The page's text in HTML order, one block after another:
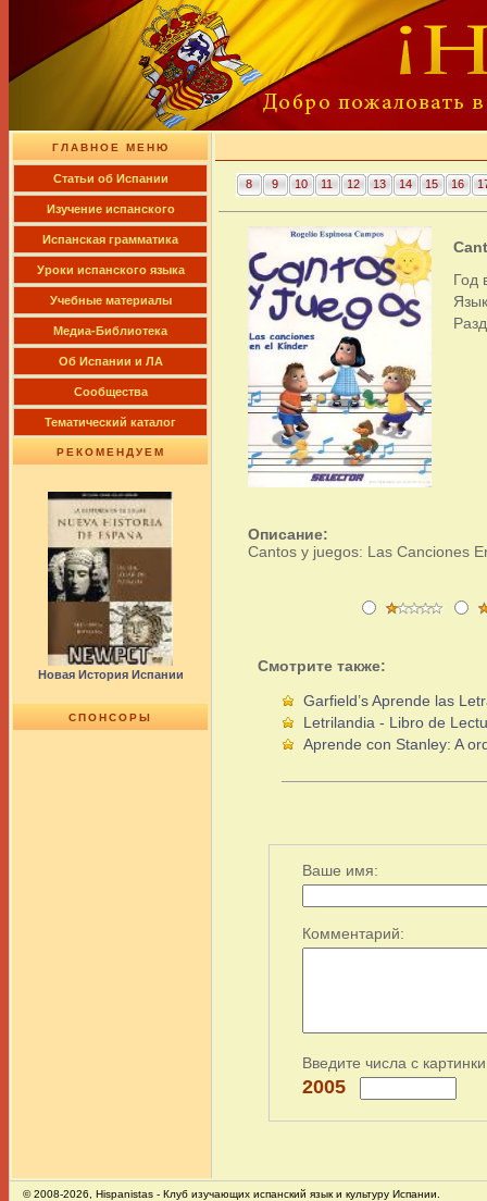
ГЛАВНОЕ МЕНЮ
Cтатьи об Испании
Изучение испанского
Испанская грамматика
Уроки испанского языка
Учебные материалы
Медиа-Библиотека
Об Испании и ЛА
Сообщества
Тематический каталог
РЕКОМЕНДУЕМ
Новая История Испании
СПОНСОРЫ
8 9 10 11 12 13 14 15 16
Год
Описание:
Cantos y juegos: Las Canciones
Смотрите также:
Garfield’s Aprende las
Letrilandia - Libro de
Aprende con Stanley: A
Ваше имя:
Комментарий:
Введите числа с
2005
© 2008-2026, Hispanistas - Клуб изучающих испанский язык и культуру Испании.